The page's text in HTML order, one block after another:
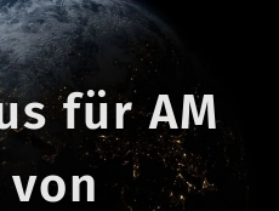
für AM
von